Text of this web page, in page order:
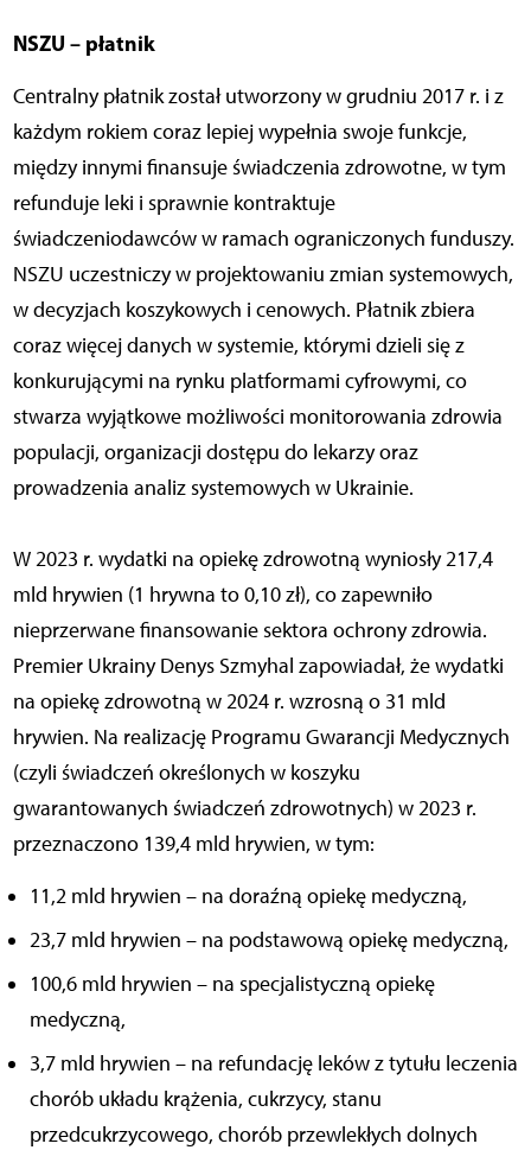
NSZU – płatnik
Centralny płatnik został utworzony w grudniu 2017 r. i z
każdym rokiem coraz lepiej wypełnia swoje funkcje,
między innymi finansuje świadczenia zdrowotne, w tym
refunduje leki i sprawnie kontraktuje
świadczeniodawców w ramach ograniczonych funduszy.
NSZU uczestniczy w projektowaniu zmian systemowych,
w decyzjach koszykowych i cenowych. Płatnik zbiera
coraz więcej danych w systemie, którymi dzieli się z
konkurującymi na rynku platformami cyfrowymi, co
stwarza wyjątkowe możliwości monitorowania zdrowia
populacji, organizacji dostępu do lekarzy oraz
prowadzenia analiz systemowych w Ukrainie.
W 2023 r. wydatki na opiekę zdrowotną wyniosły 217,4
mld hrywien (1 hrywna to 0,10 zł), co zapewniło
nieprzerwane finansowanie sektora ochrony zdrowia.
Premier Ukrainy Denys Szmyhal zapowiadał, że wydatki
na opiekę zdrowotną w 2024 r. wzrosną o 31 mld
hrywien. Na realizację Programu Gwarancji Medycznych
(czyli świadczeń określonych w koszyku
gwarantowanych świadczeń zdrowotnych) w 2023 r.
przeznaczono 139,4 mld hrywien, w tym:
11,2 mld hrywien – na doraźną opiekę medyczną,
23,7 mld hrywien – na podstawową opiekę medyczną,
100,6 mld hrywien – na specjalistyczną opiekę
medyczną,
3,7 mld hrywien – na refundację leków z tytułu leczenia
chorób układu krążenia, cukrzycy, stanu
przedcukrzycowego, chorób przewlekłych dolnych